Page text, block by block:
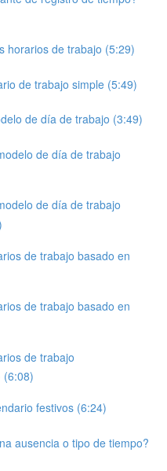
horarios de trabajo (5:29)
de trabajo simple (5:49)
de día de trabajo (3:49)
de día de trabajo
de día de trabajo
de trabajo basado en
de trabajo basado en
de trabajo
(6:08)
festivos (6:24)
ausencia o tipo de tiempo?